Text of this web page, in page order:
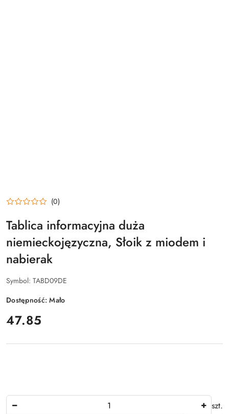
(0)
Tablica informacyjna duża
niemieckojęzyczna, Słoik z miodem i
nabierak
Symbol: TABD09DE
Dostępność:Mało
cena:
47.85
szt.